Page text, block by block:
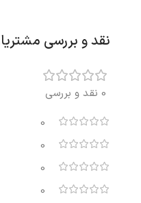
نقد و بررسی
0 نقد و بررسی
0
0
0
0